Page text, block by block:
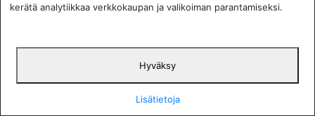
HEPCO & BECKER ROYSTER
GIVI TREKKER ALASKA
kerätä analytiikkaa verkkokaupan ja valikoiman parantamiseksi.
Hyväksy
Lisätietoja